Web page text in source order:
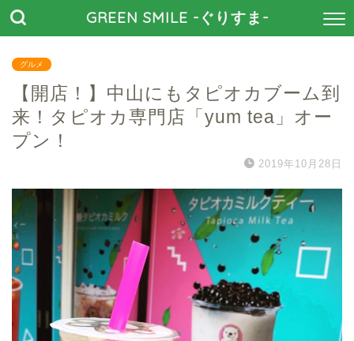
GREEN SMILE -ぐりすま-
グルメ
【開店！】中山にもタピオカブーム到
来！タピオカ専門店「yum tea」オー
プン！
2019年10月28日